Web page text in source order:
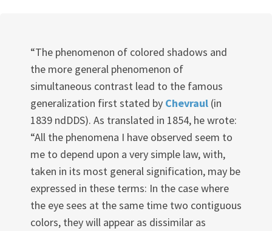
“The phenomenon of colored shadows and
the more general phenomenon of
simultaneous contrast lead to the famous
generalization first stated by Chevraul (in
1839 ndDDS). As translated in 1854, he wrote:
“All the phenomena I have observed seem to
me to depend upon a very simple law, with,
taken in its most general signification, may be
expressed in these terms: In the case where
the eye sees at the same time two contiguous
colors, they will appear as dissimilar as